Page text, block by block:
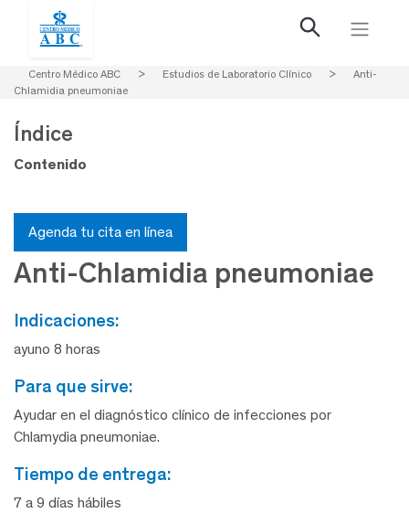
Centro Médico ABC > Estudios de Laboratorio Clínico >
Anti-
Chlamidia pneumoniae
Anti-Chlamidia pneumoniae
indicaciones:
ayuno 8 horas
para que sirve:
Ayudar en el diagnóstico clínico de infecciones por
Chlamydia pneumoniae.
tiempo de entrega:
7 a 9 días hábiles
Índice
Contenido
Agenda tu cita en línea